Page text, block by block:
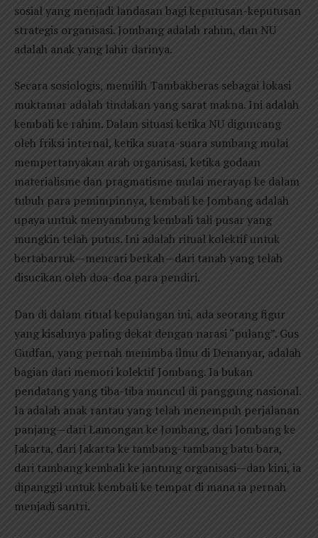
sosial yang menjadi landasan bagi keputusan-keputusan
strategis organisasi. Jombang adalah rahim, dan NU
adalah anak yang lahir darinya.
Secara sosiologis, memilih Tambakberas sebagai lokasi
muktamar adalah tindakan yang sarat makna. Ini adalah
kembali ke rahim. Dalam situasi ketika NU diguncang
oleh friksi internal, ketika suara-suara sumbang mulai
mempertanyakan arah organisasi, ketika godaan
materialisme dan pragmatisme mulai merayap ke dalam
tubuh para pemimpinnya, kembali ke Jombang adalah
upaya untuk menyambung kembali tali pusar yang
mungkin telah putus. Ini adalah ritual kolektif untuk
bertabarruk—mencari berkah—dari tanah yang telah
disucikan oleh doa-doa para pendiri.
Dan di dalam ritual kepulangan ini, ada seorang figur
yang kisahnya paling dekat dengan narasi “pulang”. Gus
Gudfan, yang pernah menimba ilmu di Denanyar, adalah
bagian dari memori kolektif Jombang. Ia bukan
pendatang yang tiba-tiba muncul di panggung nasional.
Ia adalah anak rantau yang telah menempuh perjalanan
panjang—dari Lamongan ke Jombang, dari Jombang ke
Jakarta, dari Jakarta ke tambang-tambang batu bara,
dari tambang kembali ke jantung organisasi—dan kini, ia
dipanggil untuk kembali ke tempat di mana ia pernah
menjadi santri.